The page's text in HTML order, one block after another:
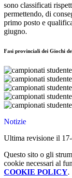
sono classificati
permettendo, di
primo posto e
giugno.
Fasi provinciali dei Giochi
Notizie
Ultima revisione il
Questo sito o gli
cookie necessari al
COOKIE POLICY.